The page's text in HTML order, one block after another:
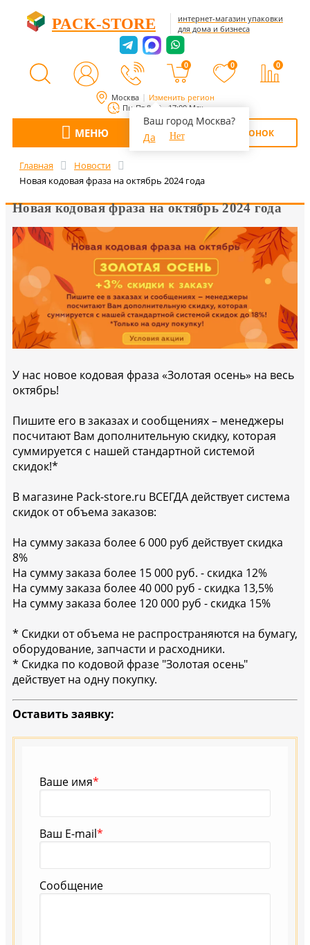
Москва Изменить регион
Ваш город Москва?
Да
Нет
Пн-Пт 8:00 - 17:00 Мск
PACK-STORE
интернет-магазин упаковки
для дома и бизнеса
0 0 0
МЕНЮ ОБРАТНЫЙ ЗВОНОК
Главная
Новости
Новая кодовая фраза на октябрь 2024 года
Новая кодовая фраза на октябрь 2024 года
У нас новое кодовая фраза «Золотая осень» на весь
октябрь!
Пишите его в заказах и сообщениях – менеджеры
посчитают Вам дополнительную скидку, которая
суммируется с нашей стандартной системой
скидок!*
В магазине Pack-store.ru ВСЕГДА действует система
скидок от объема заказов:
На сумму заказа более 6 000 руб действует скидка
8%
На сумму заказа более 15 000 руб. - скидка 12%
На сумму заказа более 40 000 руб - скидка 13,5%
На сумму заказа более 120 000 руб - скидка 15%
* Скидки от объема не распространяются на бумагу,
оборудование, запчасти и расходники.
* Скидка по кодовой фразе "Золотая осень"
действует на одну покупку.
Оставить заявку:
Ваше имя*
Ваш E-mail*
Сообщение